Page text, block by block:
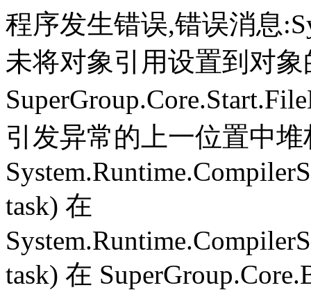
程序发生错误,错误消息
未将对象引用设置到对
引发异常的上一位置中
task) 在
task) 在